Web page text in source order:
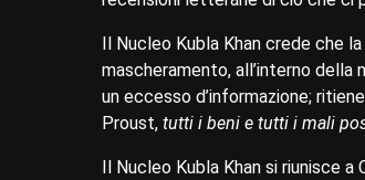
Il Nucleo Kubla Khan crede che
mascheramento, all’interno
un eccesso d’informazione;
Proust, tutti i beni e tutti i mali
Il Nucleo Kubla Khan si riunisce a